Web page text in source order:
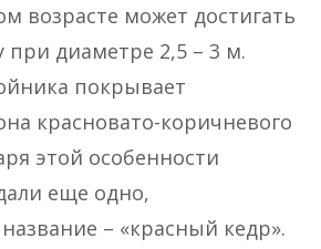
возрасте может достигать
при диаметре 2,5 – 3 м.
покрывает
красновато-коричневого
этой особенности
еще одно,
– «красный кедр».